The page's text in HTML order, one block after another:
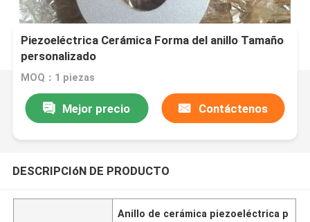
Piezoeléctrica Cerámica Forma del anillo Tamaño
personalizado
MOQ：1 piezas
Mejor precio Contáctenos
DESCRIPCIóN DE PRODUCTO
Anillo de cerámica piezoeléctrica p